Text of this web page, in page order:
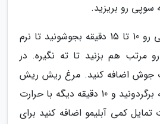
سوپی رو بریزید.
حالا برنج یا رشته سوپی رو 10 تا 15 دقیقه بجوشونید تا نرم
مرتب هم بزنید تا ته نگیره. در
جوش اضافه کنید. مرغ ریش ریش
شده رو دوباره به قابلمه برگردونید و 10 دقیقه دیگه با حرارت
کمی آبلیمو اضافه کنید برای